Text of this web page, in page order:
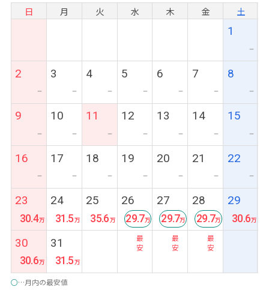
日 月 火 水 木 金 土
1
ー
2
ー
3
ー
4
ー
5
ー
6
ー
7
ー
8
ー
9
ー
10
ー
11
ー
12
ー
13
ー
14
ー
15
ー
16
ー
17
ー
18
ー
19
ー
20
ー
21
ー
22
ー
23
30.4
24
31.5
25
35.6
26
最
安
29.7
27
最
安
29.7
28
最
安
29.7
29
30.6
30
30.6
31
31.5
○…月内の最安値